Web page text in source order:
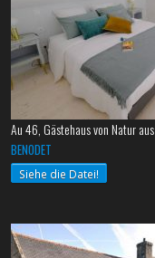
Au 46, Gästehaus von Natur aus
BENODET
Siehe die Datei!